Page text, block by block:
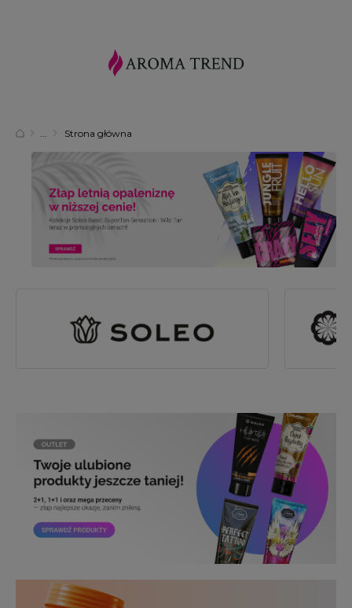
Strona główna